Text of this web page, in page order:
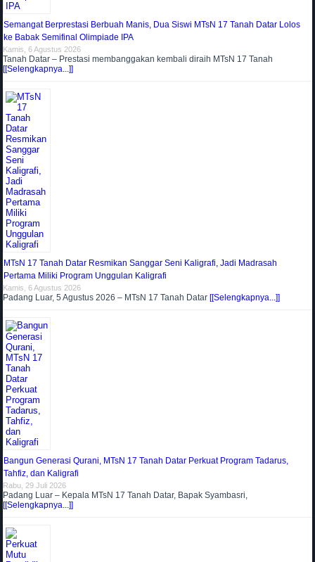
Semangat Berprestasi Berbuah Manis, Dua Siswi MTsN 17 Tanah Datar Lolos
ke Babak Semifinal Olimpiade IPA
Kamis, 6 Agustus 2026
Tanah Datar – Prestasi membanggakan kembali diraih MTsN 17 Tanah
[[Selengkapnya...]]
MTsN 17 Tanah Datar Resmikan Sanggar Seni Kaligrafi, Jadi Madrasah
Pertama Miliki Program Unggulan Kaligrafi
Kamis, 6 Agustus 2026
Padang Luar, 5 Agustus 2026 – MTsN 17 Tanah Datar[[Selengkapnya...]]
Bangun Generasi Qurani, MTsN 17 Tanah Datar Perkuat Program Tadarus,
Tahfiz, dan Kaligrafi
Rabu, 29 Juli 2026
Padang Luar – Kepala MTsN 17 Tanah Datar, Bapak Syambasri,
[[Selengkapnya...]]